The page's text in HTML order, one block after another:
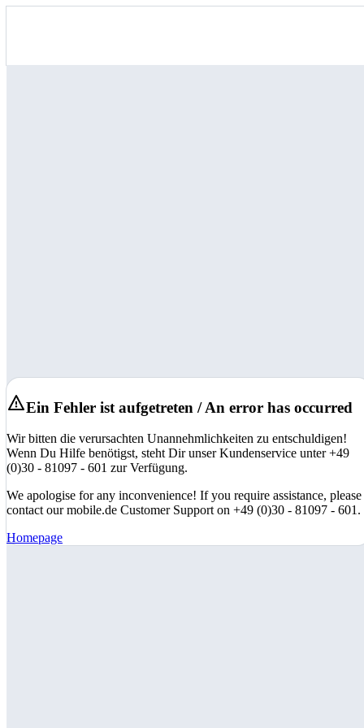
Ein Fehler ist aufgetreten / An error has occurred
Wir bitten die verursachten Unannehmlichkeiten zu entschuldigen!
Wenn Du Hilfe benötigst, steht Dir unser Kundenservice unter +49
(0)30 - 81097 - 601 zur Verfügung.
We apologise for any inconvenience! If you require assistance, please
contact our mobile.de Customer Support on +49 (0)30 - 81097 - 601.
Homepage